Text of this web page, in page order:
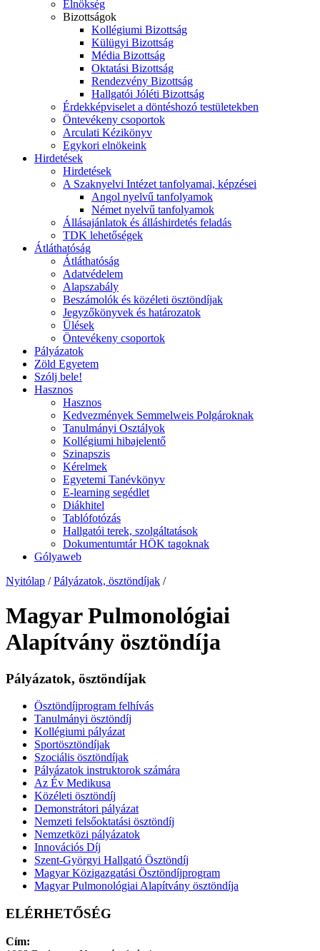
Elnökség
Bizottságok
Kollégiumi Bizottság
Külügyi Bizottság
Média Bizottság
Oktatási Bizottság
Rendezvény Bizottság
Hallgatói Jóléti Bizottság
Érdekképviselet a döntéshozó testületekben
Öntevékeny csoportok
Arculati Kézikönyv
Egykori elnökeink
Hirdetések
Hirdetések
A Szaknyelvi Intézet tanfolyamai, képzései
Angol nyelvű tanfolyamok
Német nyelvű tanfolyamok
Állásajánlatok és álláshirdetés feladás
TDK lehetőségek
Átláthatóság
Átláthatóság
Adatvédelem
Alapszabály
Beszámolók és közéleti ösztöndíjak
Jegyzőkönyvek és határozatok
Ülések
Öntevékeny csoportok
Pályázatok
Zöld Egyetem
Szólj bele!
Hasznos
Hasznos
Kedvezmények Semmelweis Polgároknak
Tanulmányi Osztályok
Kollégiumi hibajelentő
Szinapszis
Kérelmek
Egyetemi Tanévkönyv
E-learning segédlet
Diákhitel
Tablófotózás
Hallgatói terek, szolgáltatások
Dokumentumtár HÖK tagoknak
Gólyaweb
Nyitólap / Pályázatok, ösztöndíjak /
Magyar Pulmonológiai
Alapítvány ösztöndíja
Pályázatok, ösztöndíjak
Ösztöndíjprogram felhívás
Tanulmányi ösztöndíj
Kollégiumi pályázat
Sportösztöndíjak
Szociális ösztöndíjak
Pályázatok instruktorok számára
Az Év Medikusa
Közéleti ösztöndíj
Demonstrátori pályázat
Nemzeti felsőoktatási ösztöndíj
Nemzetközi pályázatok
Innovációs Díj
Szent-Györgyi Hallgató Ösztöndíj
Magyar Közigazgatási Ösztöndíjprogram
Magyar Pulmonológiai Alapítvány ösztöndíja
ELÉRHETŐSÉG
Cím: